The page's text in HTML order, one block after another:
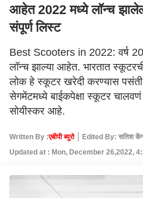
आहेत 2022 मध्ये लॉन्च
संपूर्ण लिस्ट
Best Scooters in 2022: वर्ष
लॉन्च झाल्या आहेत. भारतात
लोक हे स्कूटर खरेदी करण्यास पसंती
सेगमेंटमध्ये बाईकपेक्षा स्कूटर
सोयीस्कर आहे.
Written By :एबीपी ब्युरो
Edited By: सतिश
Updated at : Mon, December 26,2022,